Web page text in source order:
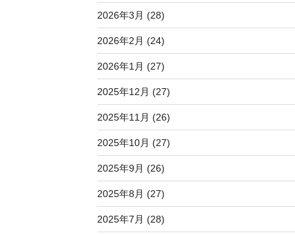
2026年3月 (28)
2026年2月 (24)
2026年1月 (27)
2025年12月 (27)
2025年11月 (26)
2025年10月 (27)
2025年9月 (26)
2025年8月 (27)
2025年7月 (28)